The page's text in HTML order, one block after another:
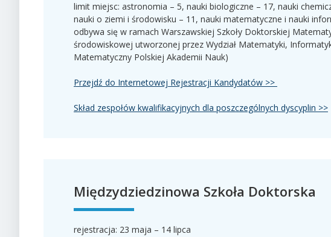
limit miejsc: astronomia – 5, nauki biologiczne – 17, nauki
nauki o ziemi i środowisku – 11, nauki matematyczne i nauki
odbywa się w ramach Warszawskiej Szkoły Doktorskiej
środowiskowej utworzonej przez Wydział Matematyki,
Matematyczny Polskiej Akademii Nauk)
Przejdź do Internetowej Rejestracji Kandydatów >>
Skład zespołów kwalifikacyjnych dla poszczególnych dyscyplin >>
Międzydziedzinowa Szkoła Doktorska
rejestracja: 23 maja – 14 lipca